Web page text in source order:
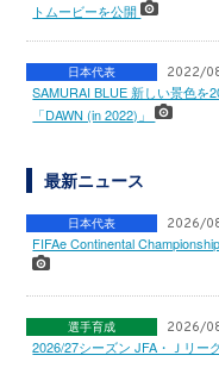
トムービーを公開
日本代表 2022/
SAMURAI BLUE 新しい景色
「DAWN (in 2022)」
最新ニュース
日本代表 2026/
FIFAe Continental
選手育成 2026/
2026/27シーズン JFA・Ｊリ